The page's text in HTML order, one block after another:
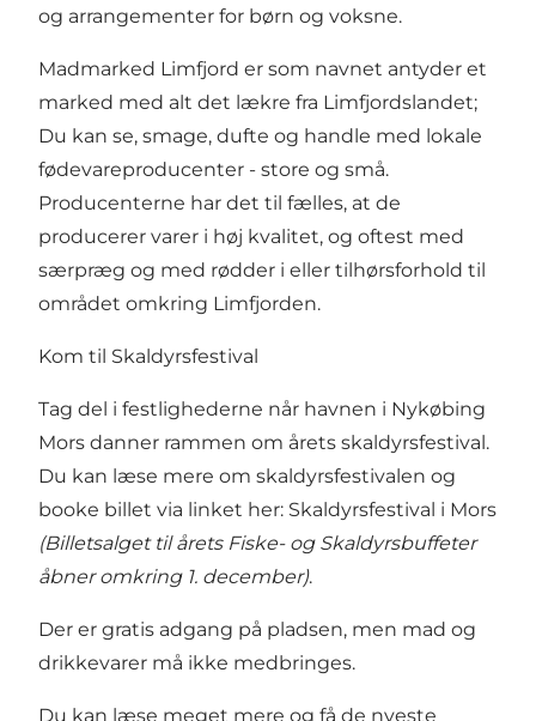
og arrangementer for børn og voksne.
Madmarked Limfjord er som navnet antyder et
marked med alt det lækre fra Limfjordslandet;
Du kan se, smage, dufte og handle med lokale
fødevareproducenter - store og små.
Producenterne har det til fælles, at de
producerer varer i høj kvalitet, og oftest med
særpræg og med rødder i eller tilhørsforhold til
området omkring Limfjorden.
Kom til Skaldyrsfestival
Tag del i festlighederne når havnen i Nykøbing
Mors danner rammen om årets skaldyrsfestival.
Du kan læse mere om skaldyrsfestivalen og
booke billet via linket her: Skaldyrsfestival i Mors
(Billetsalget til årets Fiske- og Skaldyrsbuffeter
åbner omkring 1. december).
Der er gratis adgang på pladsen, men mad og
drikkevarer må ikke medbringes.
Du kan læse meget mere og få de nyeste